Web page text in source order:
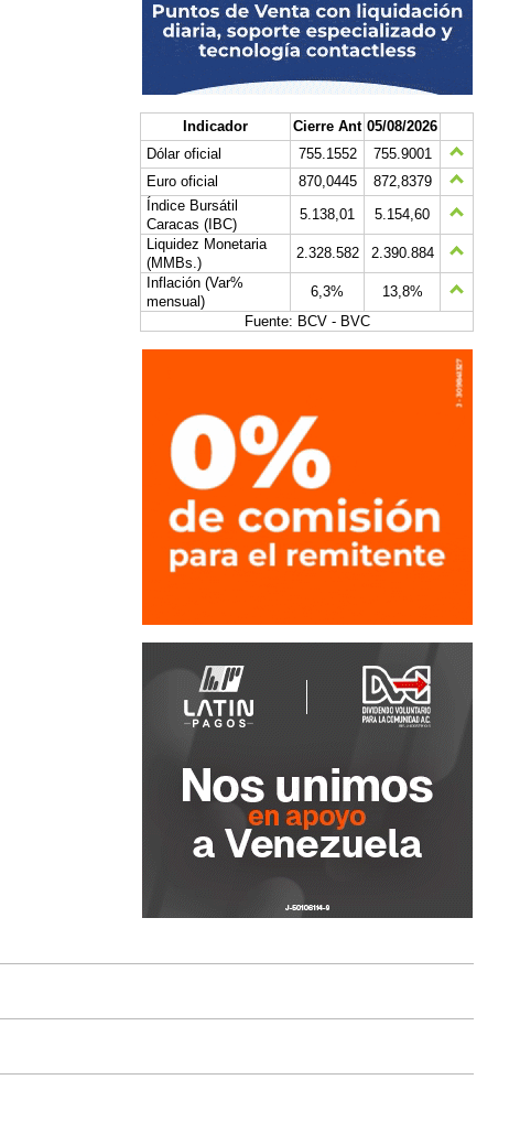
Indicador Cierre Ant 05/08/2026
Dólar oficial
755.1552
755.9001
Euro oficial
870,0445
872,8379
Índice Bursátil
Caracas (IBC)
5.138,01
5.154,60
Liquidez Monetaria
(MMBs.)
2.328.582
2.390.884
Inflación (Var%
mensual)
6,3%
13,8%
Fuente: BCV - BVC